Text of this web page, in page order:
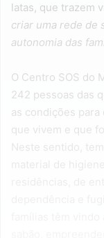
latas, que trazem
criar uma rede de
autonomia das
O Centro SOS do
242 pessoas das
as condições
que vivem e que
Neste sentido,